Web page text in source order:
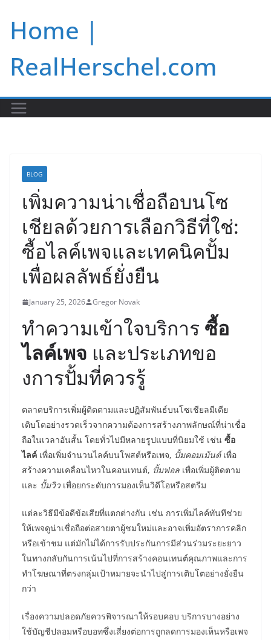
content
Home |
RealHerschel.com
BLOG
เพิ่มความน่าเชื่อถือบนโซ
เชียลด้วยการเลือกวิธีที่ใช่:
ซื้อไลค์เพจและเทคนิคปั้ม
เพื่อผลลัพธ์ยั่งยืน
January 25, 2026 Gregor Novak
ทำความเข้าใจบริการ ซื้อ
ไลค์เพจ และประเภทขอ
งการปั้มที่ควรรู้
ตลาดบริการเพิ่มผู้ติดตามและปฏิสัมพันธ์บนโซเชียลมีเดีย
เติบโตอย่างรวดเร็วจากความต้องการสร้างภาพลักษณ์ที่น่าเชื่อ
ถือในเวลาอันสั้น โดยทั่วไปมีหลายรูปแบบที่นิยมใช้ เช่น ซื้อ
ไลค์ เพื่อเพิ่มจำนวนไลค์บนโพสต์หรือเพจ, ปั้มคอมเม้นต์เพื่อ
สร้างความเคลื่อนไหวในคอนเทนต์, ปั้มฟอล เพื่อเพิ่มผู้ติดตาม
และ ปั้มวิว เพื่อยกระดับการมองเห็นวิดีโอหรือสตรีม
แต่ละวิธีมีข้อดีข้อเสียที่แตกต่างกัน เช่น การเพิ่มไลค์ทันทีช่วย
ให้เพจดูน่าเชื่อถือต่อสายตาผู้ชมใหม่และอาจเพิ่มอัตราการคลิก
หรือเข้าชม แต่มักไม่ได้การรับประกันการมีส่วนร่วมระยะยาว
ในทางกลับกันการเน้นไปที่การสร้างคอนเทนต์คุณภาพและการ
ทำโฆษณาที่ตรงกลุ่มเป้าหมายจะนำไปสู่การเติบโตอย่างยั่งยืน
กว่า
เรื่องความปลอดภัยควรพิจารณาให้รอบคอบ บริการบางอย่าง
ใช้บัญชีปลอมหรือบอทซึ่งเสี่ยงต่อการถูกลดการมองเห็นหรือเพจ